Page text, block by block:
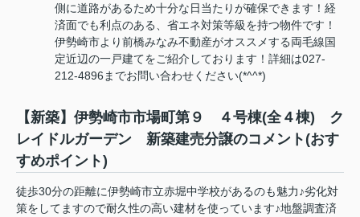
側に道路があるため十分な日当たりが確保できます！経
済面でも利点のある、省エネ対策等級を持つ物件です！
伊勢崎市より前橋みなみ不動産がオススメする両毛線国
定近辺の一戸建てをご紹介しております！詳細は027-
212-4896までお問い合わせください(*^^*)
【新築】伊勢崎市市場町第９ ４号棟(全４棟) ク
レイドルガーデン 新築建売分譲のコメント(おす
すめポイント)
徒歩30分の距離に伊勢崎市立赤堀中学校があるのも魅力♪劣化対
策をしてますので耐久性の高い建材を使っています♪地盤調査済